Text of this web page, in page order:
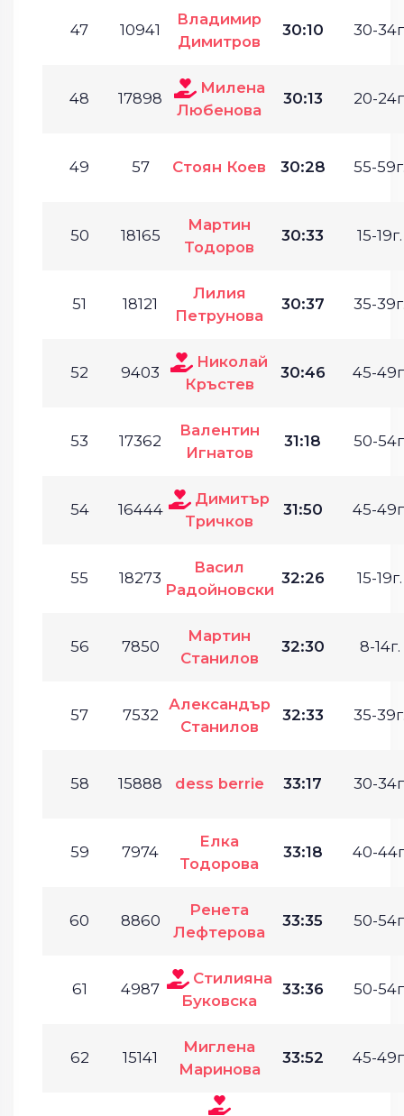
47 10941
Владимир
Димитров
30:10 30-
48 17898
Милена
Любенова
30:13 20-
49 57 Стоян Коев 30:28 55-
50 18165
Мартин
Тодоров
30:33 15-19г.
51 18121
Лилия
Петрунова
30:37 35-
52 9403
Николай
Кръстев
30:46 45-
53 17362
Валентин
Игнатов
31:18 50-
54 16444
Димитър
Тричков
31:50 45-
55 18273
Васил
Радойновски
32:26 15-19г.
56 7850
Мартин
Станилов
32:30 8-14г.
57 7532
Александър
Станилов
32:33 35-
58 15888 dess berrie 33:17 30-
59 7974
Елка
Тодорова
33:18 40-
60 8860
Ренета
Лефтерова
33:35 50-
61 4987
Стилияна
Буковска
33:36 50-
62 15141
Миглена
Маринова
33:52 45-